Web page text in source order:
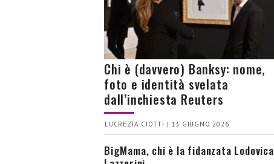
Chi è (davvero) Banksy: nome,
foto e identità svelata
dall’inchiesta Reuters
LUCREZIA CIOTTI | 13 GIUGNO 2026
BigMama, chi è la fidanzata Lodovica